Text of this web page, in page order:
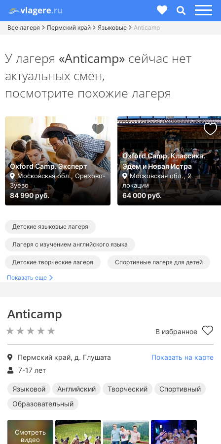
Все лагеря Пермский край Языковые Anticamp
Anticamp
В избранное
Пермский край, д. Глушата
Показать на карте
7-17 лет
Языковой Английский Творческий
Спортивный
Образовательный
Смотреть
видео
У лагеря «Anticamp» сейчас нет
актуальных смен,
посмотрите похожие лагеря
Oxford Camp. Эксперт
Московская обл., Орехово-
Зуево
84 990 руб.
Oxford Camp. Классика.
Эдем и Новая Истра
Московская обл., 2
локации
64 000 руб.
Детские языковые лагеря
Лагеря с изучением английского языка
Детские творческие лагеря Спортивные лагеря для детей
Образовательные лагеря для детей
Лагеря в Перми
Показать еще